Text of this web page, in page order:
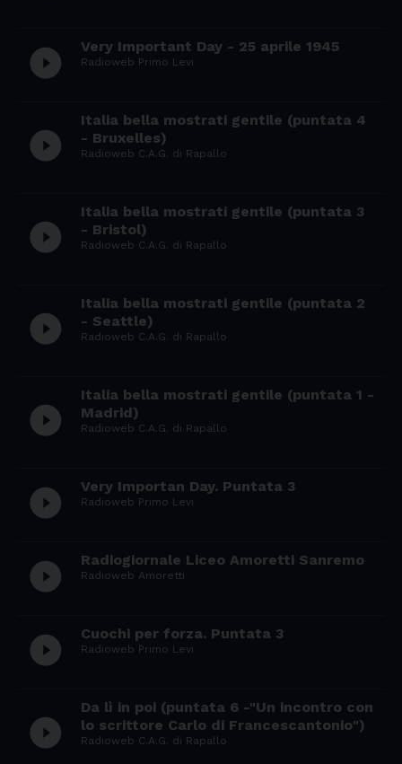
play_circle_filled Very Important Day - 25 aprile 1945
Radioweb Primo Levi
play_circle_filled
Italia bella mostrati gentile (puntata 4
- Bruxelles)
Radioweb C.A.G. di Rapallo
play_circle_filled
Italia bella mostrati gentile (puntata 3
- Bristol)
Radioweb C.A.G. di Rapallo
play_circle_filled
Italia bella mostrati gentile (puntata 2
- Seattle)
Radioweb C.A.G. di Rapallo
play_circle_filled
Italia bella mostrati gentile (puntata 1 -
Madrid)
Radioweb C.A.G. di Rapallo
play_circle_filled Very Importan Day. Puntata 3
Radioweb Primo Levi
play_circle_filled Radiogiornale Liceo Amoretti Sanremo
Radioweb Amoretti
play_circle_filled Cuochi per forza. Puntata 3
Radioweb Primo Levi
play_circle_filled
Da lì in poi (puntata 6 -"Un incontro con
lo scrittore Carlo di Francescantonio")
Radioweb C.A.G. di Rapallo